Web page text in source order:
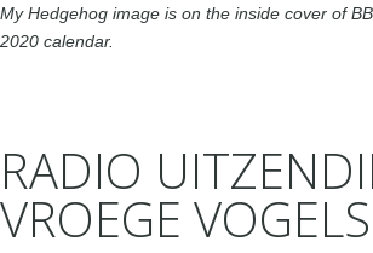
My Hedgehog image is on the inside cover of
2020 calendar.
RADIO
VROEGE VOGELS